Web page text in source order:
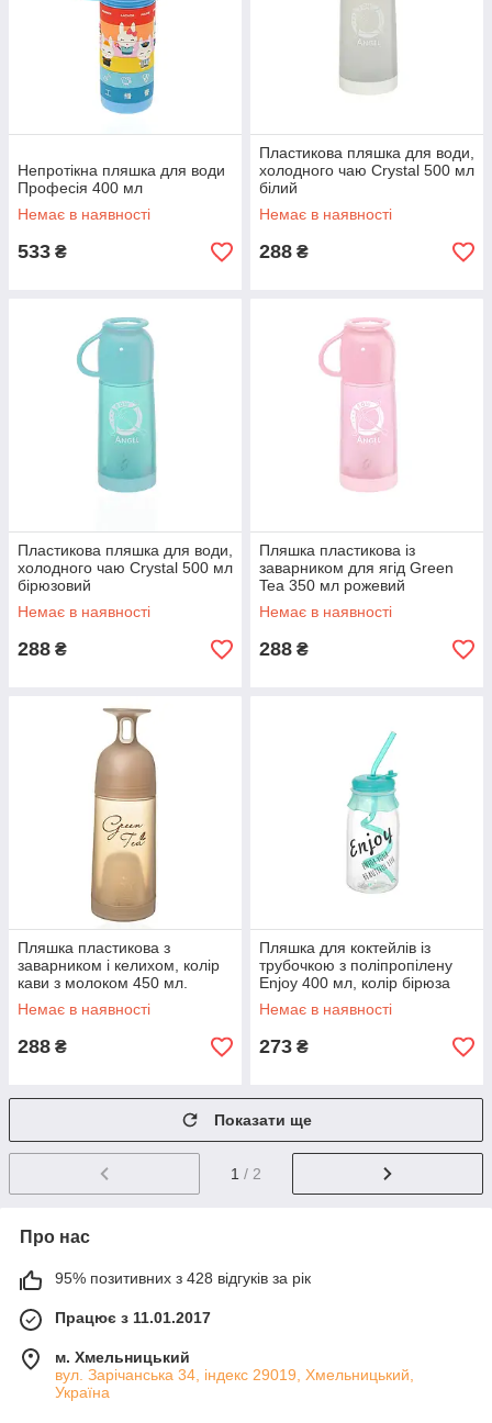
Непротікна пляшка для води
Професія 400 мл
Немає в наявності
533 ₴
Пластикова пляшка для води,
холодного чаю Crystal 500 мл
білий
Немає в наявності
288 ₴
Пластикова пляшка для води,
холодного чаю Crystal 500 мл
бірюзовий
Немає в наявності
288 ₴
Пляшка пластикова із
заварником для ягід Green
Tea 350 мл рожевий
Немає в наявності
288 ₴
Пляшка пластикова з
заварником і келихом, колір
кави з молоком 450 мл.
Немає в наявності
288 ₴
Пляшка для коктейлів із
трубочкою з поліпропілену
Enjoy 400 мл, колір бірюза
Немає в наявності
273 ₴
Показати ще
1 / 2
Про нас
95% позитивних з 428 відгуків за рік
Працює з 11.01.2017
м. Хмельницький
вул. Зарічанська 34, індекс 29019, Хмельницький,
Україна